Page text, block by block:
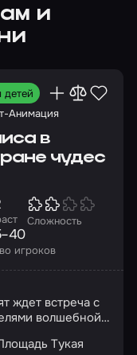
и
детей
Анимация
в
чудес
Сложность
игроков
ждет встреча с
волшебной
Тукая